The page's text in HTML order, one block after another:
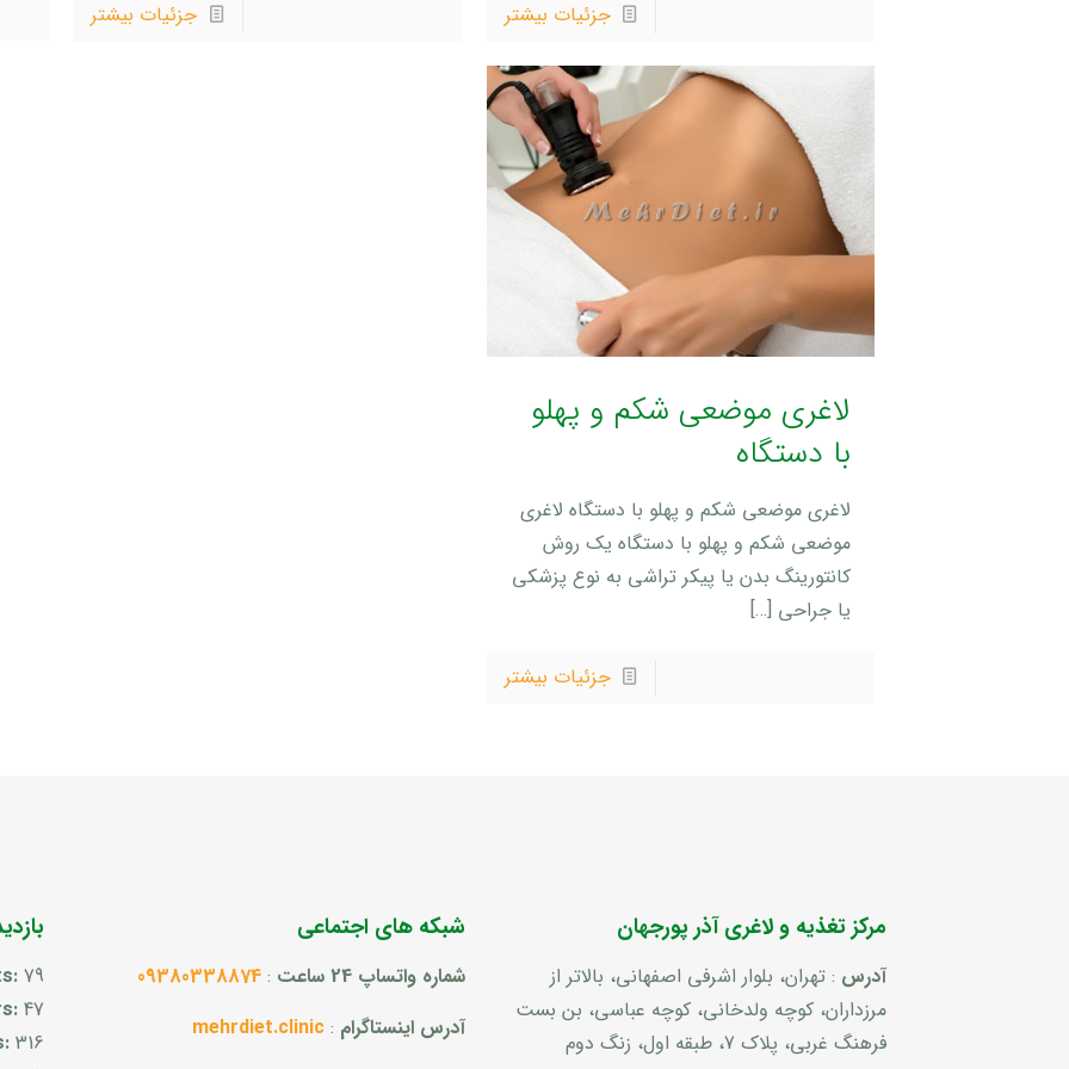
جزئیات بیشتر جزئیات بیشتر
لاغری موضعی شکم و پهلو
با دستگاه
لاغری موضعی شکم و پهلو با دستگاه لاغری
موضعی شکم و پهلو با دستگاه یک روش
کانتورینگ بدن یا پیکر تراشی به نوع پزشکی
یا جراحی […]
جزئیات بیشتر
مرکز تغذیه و لاغری آذر پورجهان
آدرس : تهران، بلوار اشرفی اصفهانی، بالاتر از
مرزداران، کوچه ولدخانی، کوچه عباسی، بن بست
فرهنگ غربی، پلاک 7، طبقه اول، زنگ دوم
شبکه های اجتماعی
شماره واتساپ 24 ساعت :
09380338874
آدرس اینستاگرام :
mehrdiet.clinic
79
47
316